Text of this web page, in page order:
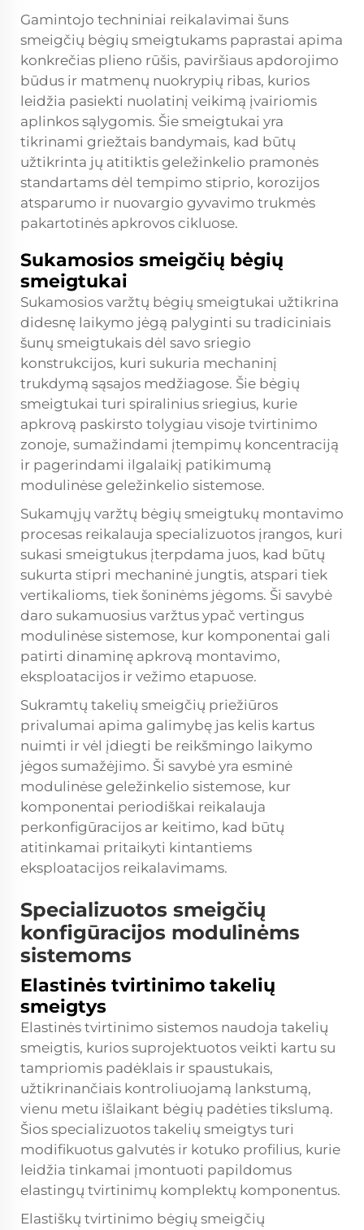
Gamintojo techniniai reikalavimai šuns
smeigčių bėgių smeigtukams paprastai apima
konkrečias plieno rūšis, paviršiaus apdorojimo
būdus ir matmenų nuokrypių ribas, kurios
leidžia pasiekti nuolatinį veikimą įvairiomis
aplinkos sąlygomis. Šie smeigtukai yra
tikrinami griežtais bandymais, kad būtų
užtikrinta jų atitiktis geležinkelio pramonės
standartams dėl tempimo stiprio, korozijos
atsparumo ir nuovargio gyvavimo trukmės
pakartotinės apkrovos cikluose.
Sukamosios smeigčių bėgių
smeigtukai
Sukamosios varžtų bėgių smeigtukai užtikrina
didesnę laikymo jėgą palyginti su tradiciniais
šunų smeigtukais dėl savo sriegio
konstrukcijos, kuri sukuria mechaninį
trukdymą sąsajos medžiagose. Šie bėgių
smeigtukai turi spiralinius sriegius, kurie
apkrovą paskirsto tolygiau visoje tvirtinimo
zonoje, sumažindami įtempimų koncentraciją
ir pagerindami ilgalaikį patikimumą
modulinėse geležinkelio sistemose.
Sukamųjų varžtų bėgių smeigtukų montavimo
procesas reikalauja specializuotos įrangos, kuri
sukasi smeigtukus įterpdama juos, kad būtų
sukurta stipri mechaninė jungtis, atspari tiek
vertikalioms, tiek šoninėms jėgoms. Ši savybė
daro sukamuosius varžtus ypač vertingus
modulinėse sistemose, kur komponentai gali
patirti dinaminę apkrovą montavimo,
eksploatacijos ir vežimo etapuose.
Sukramtų takelių smeigčių priežiūros
privalumai apima galimybę jas kelis kartus
nuimti ir vėl įdiegti be reikšmingo laikymo
jėgos sumažėjimo. Ši savybė yra esminė
modulinėse geležinkelio sistemose, kur
komponentai periodiškai reikalauja
perkonfigūracijos ar keitimo, kad būtų
atitinkamai pritaikyti kintantiems
eksploatacijos reikalavimams.
Specializuotos smeigčių
konfigūracijos modulinėms
sistemoms
Elastinės tvirtinimo takelių
smeigtys
Elastinės tvirtinimo sistemos naudoja takelių
smeigtis, kurios suprojektuotos veikti kartu su
tampriomis padėklais ir spaustukais,
užtikrinančiais kontroliuojamą lankstumą,
vienu metu išlaikant bėgių padėties tikslumą.
Šios specializuotos takelių smeigtys turi
modifikuotus galvutės ir kotuko profilius, kurie
leidžia tinkamai įmontuoti papildomus
elastingų tvirtinimų komplektų komponentus.
Elastiškų tvirtinimo bėgių smeigčių